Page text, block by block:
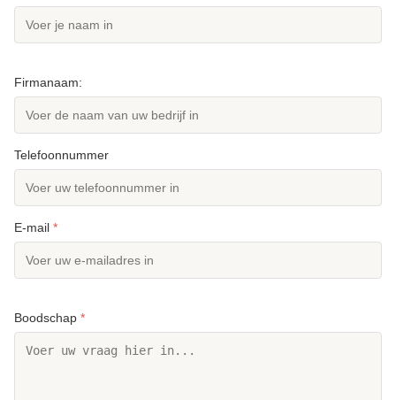
Firmanaam:
Telefoonnummer
E-mail *
Boodschap *